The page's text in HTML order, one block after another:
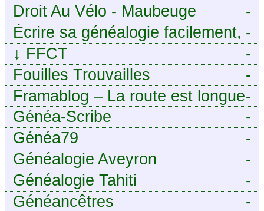
-
Droit Au Vélo - Maubeuge
Sambre-Avesnois
-
Écrire sa généalogie facilement,
sans stress avec Généalordi
-
↓ FFCT
-
Fouilles Trouvailles
-
Framablog – La route est longue
mais la voie est libre…
-
Généa-Scribe
-
Généa79
-
Généalogie Aveyron
-
Généalogie Tahiti
-
Généancêtres